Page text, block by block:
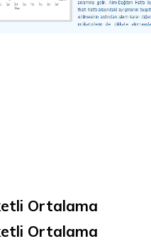
Ortalama
Ortalama